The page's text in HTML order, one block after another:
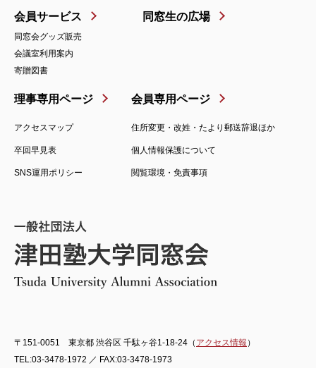
〒151-0051 東京都 渋谷区 千駄ヶ谷1-18-24（ アクセス情報 ）
TEL:03-3478-1972 ／ FAX:03-3478-1973
会員サービス
同窓会グッズ販売
会議室利用案内
寄贈図書
同窓生の広場
理事専用ページ 会員専用ページ
アクセスマップ 住所変更・改姓・たより郵送辞退ほか
卒回早見表 個人情報保護について
SNS運用ポリシー 閲覧環境・免責事項